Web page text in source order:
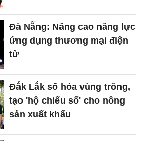
Đà Nẵng: Nâng cao năng lực
ứng dụng thương mại điện
tử
Đắk Lắk số hóa vùng trồng,
tạo 'hộ chiếu số' cho nông
sản xuất khẩu